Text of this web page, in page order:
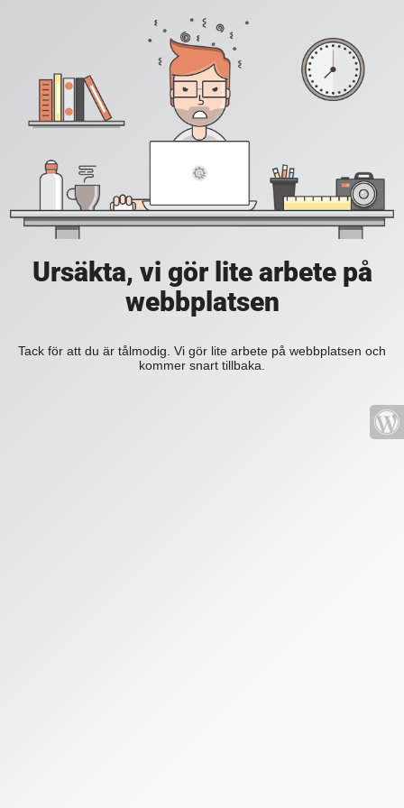
Ursäkta, vi gör lite arbete på
webbplatsen
Tack för att du är tålmodig. Vi gör lite arbete på webbplatsen och
kommer snart tillbaka.